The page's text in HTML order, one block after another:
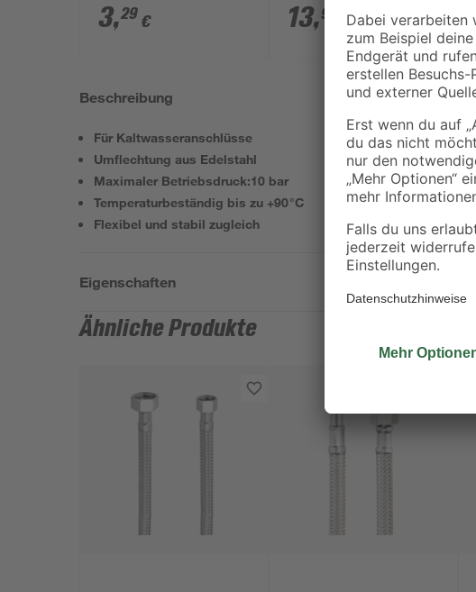
3,29 € 13,99 €
Beschreibung
Für Kaltwasseranschlüsse
Umflechtung aus Edelstahl
Maximaler Betriebsdruck:10 bar
Temperaturbeständig bis zu +90°C
Flexibel und stabil zugleich
Eigenschaften
Ähnliche Produkte